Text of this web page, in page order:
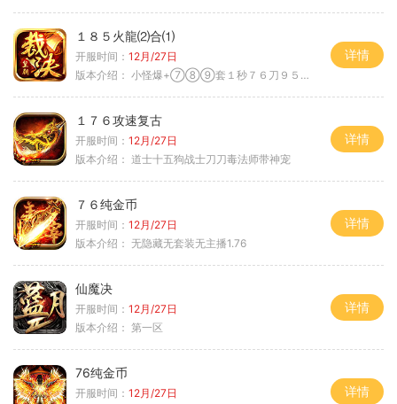
１８５火龍⑵合⑴
开服时间： 12月/27日
版本介绍： 小怪爆+⑦⑧⑨套１秒７６刀９５范围捡
详情
１７６攻速复古
开服时间： 12月/27日
版本介绍： 道士十五狗战士刀刀毒法师带神宠
详情
７６纯金币
开服时间： 12月/27日
版本介绍： 无隐藏无套装无主播1.76
详情
仙魔决
开服时间： 12月/27日
版本介绍： 第一区
详情
76纯金币
开服时间： 12月/27日
详情